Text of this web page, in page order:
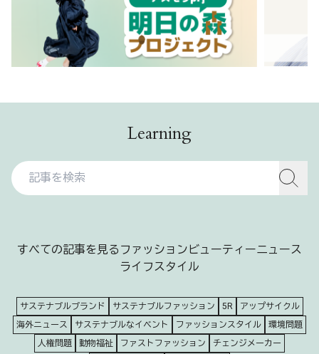
Learning
すべての記事を見る ファッションビューティーニュース
ライフスタイル
サステナブルブランド サステナブルファッション 5R
アップサイクル
海外ニュース
サステナブルなイベント ファッションスタイル
環境問題
人権問題
動物福祉 ファストファッション
チェンジメーカー